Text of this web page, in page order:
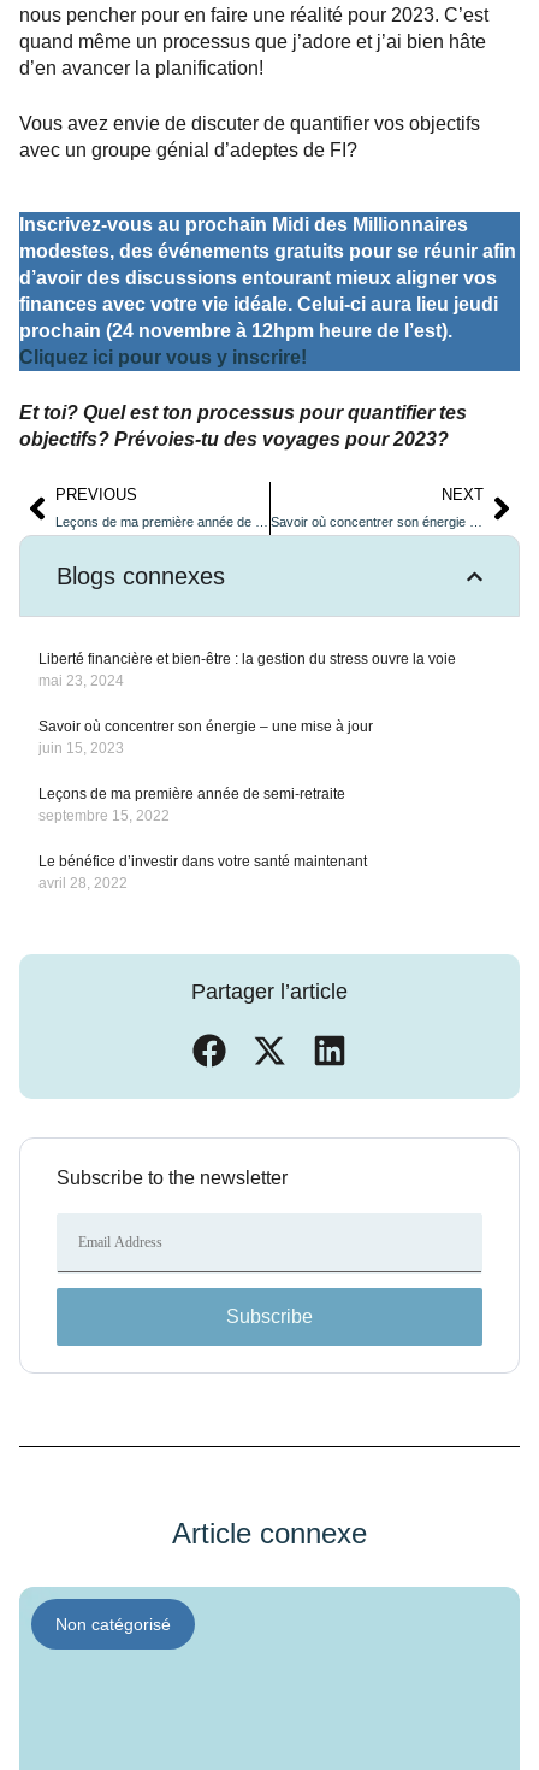
nous pencher pour en faire une réalité pour 2023. C’est
quand même un processus que j’adore et j’ai bien hâte
d’en avancer la planification!
Vous avez envie de discuter de quantifier vos objectifs
avec un groupe génial d’adeptes de FI?
Inscrivez-vous au prochain Midi des Millionnaires
modestes, des événements gratuits pour se réunir afin
d’avoir des discussions entourant mieux aligner vos
finances avec votre vie idéale. Celui-ci aura lieu jeudi
prochain (24 novembre à 12hpm heure de l’est).
Cliquez ici pour vous y inscrire!
Et toi? Quel est ton processus pour quantifier tes
objectifs? Prévoies-tu des voyages pour 2023?
PREVIOUS NEXT
Blogs connexes
Liberté financière et bien-être : la gestion du stress ouvre la voie
mai 23, 2024
Savoir où concentrer son énergie – une mise à jour
juin 15, 2023
Leçons de ma première année de semi-retraite
septembre 15, 2022
Le bénéfice d’investir dans votre santé maintenant
avril 28, 2022
Partager l’article
Subscribe to the newsletter
Subscribe
Article connexe
Non catégorisé